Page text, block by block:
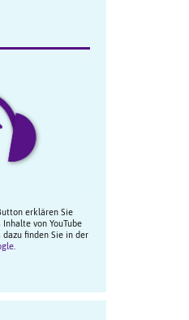
erklären Sie
von YouTube
finden Sie in der
.